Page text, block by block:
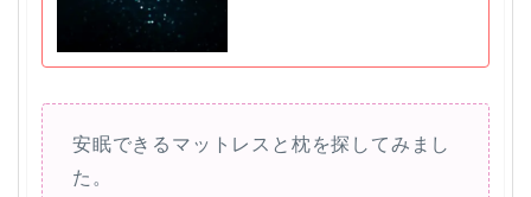
安眠できるマットレスと枕を探してみまし
た。